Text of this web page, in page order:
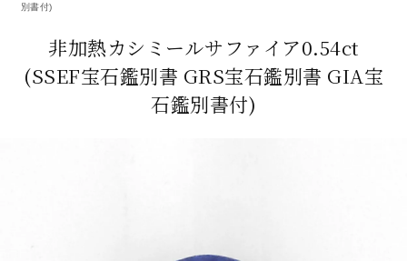
別書付)
非加熱カシミールサファイア0.54ct
(SSEF宝石鑑別書 GRS宝石鑑別書 GIA宝
石鑑別書付)